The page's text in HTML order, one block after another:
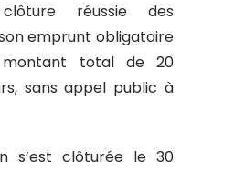
réussie des
emprunt obligataire
total de 20
sans appel public à
s’est clôturée le 30